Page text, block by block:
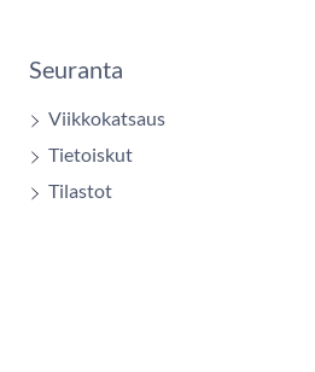
Seuranta
Viikkokatsaus
Tietoiskut
Tilastot